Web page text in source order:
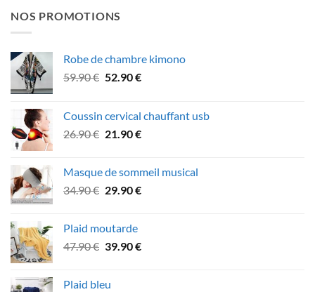
NOS PROMOTIONS
Robe de chambre kimono
59.90€ Le
était :
59.90 €.
52.90€Le
est :
52.90 €.
Coussin cervical chauffant usb
26.90€ Le
était :
26.90 €.
21.90€Le
est :
21.90 €.
Masque de sommeil musical
34.90€ Le
était :
34.90 €.
29.90€Le
29.90 €.
Plaid moutarde
47.90€ Le
39.90€Le
Plaid bleu